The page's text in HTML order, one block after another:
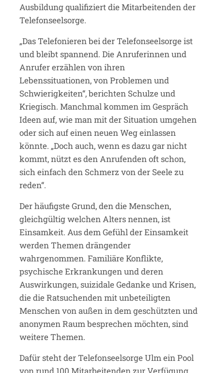
Ausbildung qualifiziert die Mitarbeitenden der
Telefonseelsorge.
„Das Telefonieren bei der Telefonseelsorge ist
und bleibt spannend. Die Anruferinnen und
Anrufer erzählen von ihren
Lebenssituationen, von Problemen und
Schwierigkeiten“, berichten Schulze und
Kriegisch. Manchmal kommen im Gespräch
Ideen auf, wie man mit der Situation umgehen
oder sich auf einen neuen Weg einlassen
könnte. „Doch auch, wenn es dazu gar nicht
kommt, nützt es den Anrufenden oft schon,
sich einfach den Schmerz von der Seele zu
reden“.
Der häufigste Grund, den die Menschen,
gleichgültig welchen Alters nennen, ist
Einsamkeit. Aus dem Gefühl der Einsamkeit
werden Themen drängender
wahrgenommen. Familiäre Konflikte,
psychische Erkrankungen und deren
Auswirkungen, suizidale Gedanke und Krisen,
die die Ratsuchenden mit unbeteiligten
Menschen von außen in dem geschützten und
anonymen Raum besprechen möchten, sind
weitere Themen.
Dafür steht der Telefonseelsorge Ulm ein Pool
von rund 100 Mitarbeitenden zur Verfügung.